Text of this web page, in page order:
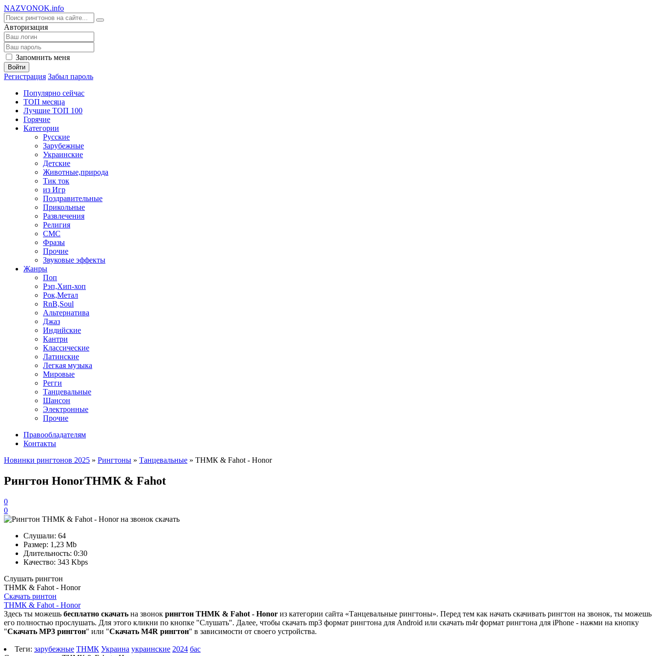
NAZVONOK.info
Авторизация
Запомнить меня
Войти
Регистрация Забыл пароль
Популярно сейчас
ТОП месяца
Лучшие ТОП 100
Горячие
Категории
Русские
Зарубежные
Украинские
Детские
Животные,природа
Тик ток
из Игр
Поздравительные
Прикольные
Развлечения
Религия
СМС
Фразы
Прочие
Звуковые эффекты
Жанры
Поп
Рэп,Хип-хоп
Рок,Метал
RnB,Soul
Альтернатива
Джаз
Индийские
Кантри
Классические
Латинские
Легкая музыка
Мировые
Регги
Танцевальные
Шансон
Электронные
Прочие
Правообладателям
Контакты
Новинки рингтонов 2025 » Рингтоны » Танцевальные » ТНМК & Fahot - Honor
Рингтон HonorТНМК & Fahot
0
0
Слушали: 64
Размер: 1,23 Mb
Длительность: 0:30
Качество: 343 Kbps
Слушать рингтон
ТНМК & Fahot - Honor
Скачать ринтон
ТНМК & Fahot - Honor
Здесь ты можешь бесплатно скачать на звонок рингтон ТНМК & Fahot - Honor из категории сайта «Танцевальные рингтоны». Перед тем как начать скачивать рингтон на звонок, ты можешь
его полностью прослушать. Для этого кликни по кнопке "Слушать". Далее, чтобы скачать mp3 формат рингтона для Android или скачать m4r формат рингтона для iPhone - нажми на кнопку
"Скачать MP3 рингтон" или "Скачать M4R рингтон" в зависимости от своего устройства.
Теги: зарубежные ТНМК Украина украинские 2024 бас